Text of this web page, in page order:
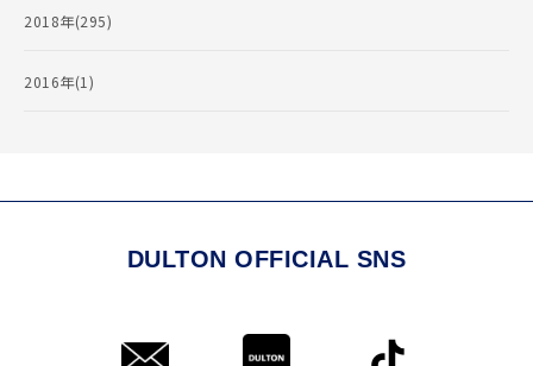
2018年(295)
2016年(1)
DULTON OFFICIAL SNS